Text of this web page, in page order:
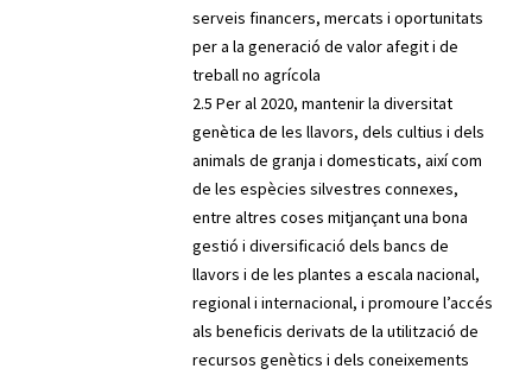
serveis financers, mercats i oportunitats
per a la generació de valor afegit i de
treball no agrícola
2.5 Per al 2020, mantenir la diversitat
genètica de les llavors, dels cultius i dels
animals de granja i domesticats, així com
de les espècies silvestres connexes,
entre altres coses mitjançant una bona
gestió i diversificació dels bancs de
llavors i de les plantes a escala nacional,
regional i internacional, i promoure l’accés
als beneficis derivats de la utilització de
recursos genètics i dels coneixements